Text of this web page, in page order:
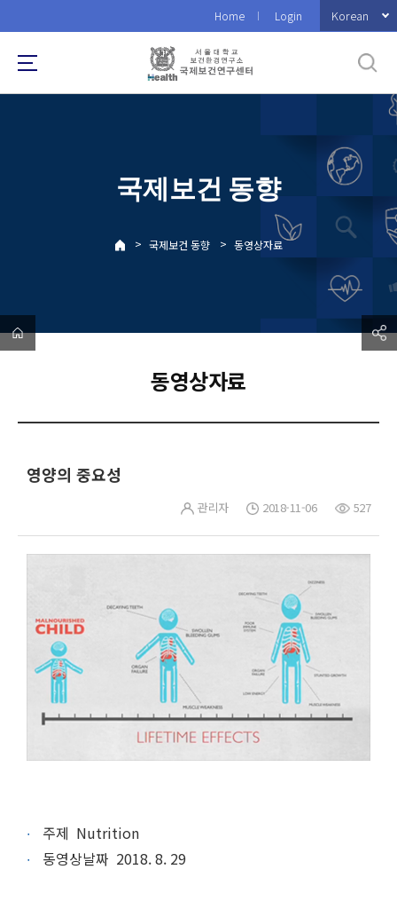
로
메
Home Login Korean
국제보건 동향
> 국제보건 동향 > 동영상자료
동영상자료
영양의 중요성
관리자 2018-11-06 527
주제 Nutrition
동영상날짜 2018. 8. 29